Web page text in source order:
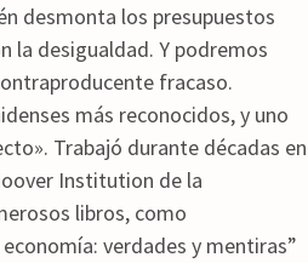
desmonta los presupuestos
la desigualdad. Y podremos
fracaso.
más reconocidos, y uno
Trabajó durante décadas en
Institution de la
libros, como
verdades y mentiras”